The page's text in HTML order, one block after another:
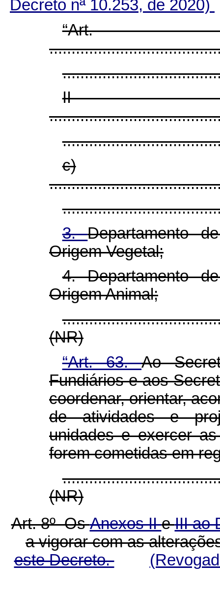
Decreto nª 10.253, de 2020)
c)
3.Departamento
Origem Vegetal;
4. Departamento
Origem Animal;
(NR)
“Art. 63.Ao
Fundiários e aos
coordenar, orientar,
de atividades e
unidades e exercer
forem cometidas em
(NR)
Art. 8º OsAnexos IIeIII ao
a vigorar com as
este Decreto.